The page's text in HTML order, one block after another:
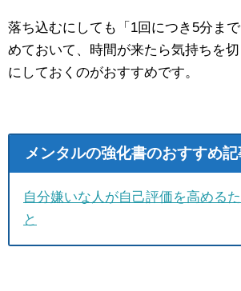
落ち込むにしても「1回につき5分ま
めておいて、時間が来たら気持ちを
にしておくのがおすすめです。
メンタルの強化書のおすすめ記
自分嫌いな人が自己評価を高める
と